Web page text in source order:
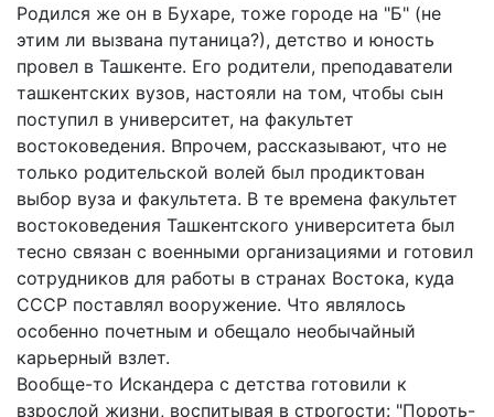
Родился же он в Бухаре, тоже городе на "Б" (не
этим ли вызвана путаница?), детство и юность
провел в Ташкенте. Его родители, преподаватели
ташкентских вузов, настояли на том, чтобы сын
поступил в университет, на факультет
востоковедения. Впрочем, рассказывают, что не
только родительской волей был продиктован
выбор вуза и факультета. В те времена факультет
востоковедения Ташкентского университета был
тесно связан с военными организациями и готовил
сотрудников для работы в странах Востока, куда
СССР поставлял вооружение. Что являлось
особенно почетным и обещало необычайный
карьерный взлет.
Вообще-то Искандера с детства готовили к
взрослой жизни, воспитывая в строгости: "Пороть-